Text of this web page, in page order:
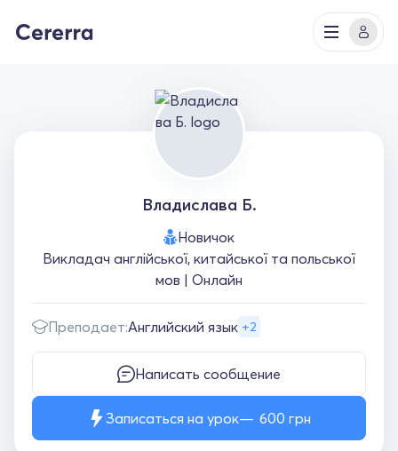
Владислава Б.
Новичок
Викладач англійської, китайської та польської
мов | Онлайн
Преподает:Английский язык +2
Написать сообщение
Записаться на урок 600 грн